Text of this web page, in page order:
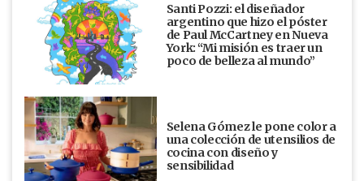
Santi Pozzi: el diseñador
argentino que hizo el póster
de Paul McCartney en Nueva
York: “Mi misión es traer un
poco de belleza al mundo”
Selena Gómez le pone color a
una colección de utensilios de
cocina con diseño y
sensibilidad